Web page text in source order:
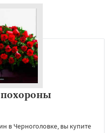
в Черноголовке, вы купите